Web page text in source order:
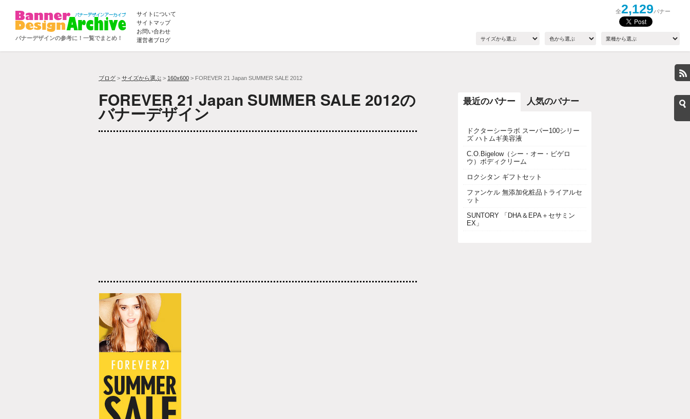
バナーデザインの参考に！一覧でまとめ！
サイトについて
サイトマップ
お問い合わせ
運営者ブログ
全2,129バナー
ブログ > サイズから選ぶ > 160x600 > FOREVER 21 Japan SUMMER SALE 2012
FOREVER 21 Japan SUMMER SALE 2012の
バナーデザイン
最近のバナー 人気のバナー
ドクターシーラボ スーパー100シリー
ズ ハトムギ美容液
C.O.Bigelow（シー・オー・ビゲロ
ウ）ボディクリーム
ロクシタン ギフトセット
ファンケル 無添加化粧品トライアルセ
ット
SUNTORY 「DHA＆EPA＋セサミン
EX」